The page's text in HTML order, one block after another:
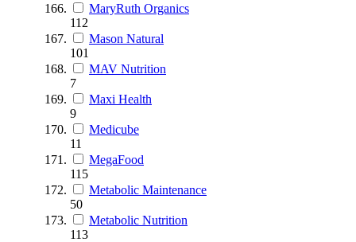
MaryRuth Organics
112
Mason Natural
101
MAV Nutrition
7
Maxi Health
9
Medicube
11
MegaFood
115
Metabolic Maintenance
50
Metabolic Nutrition
113